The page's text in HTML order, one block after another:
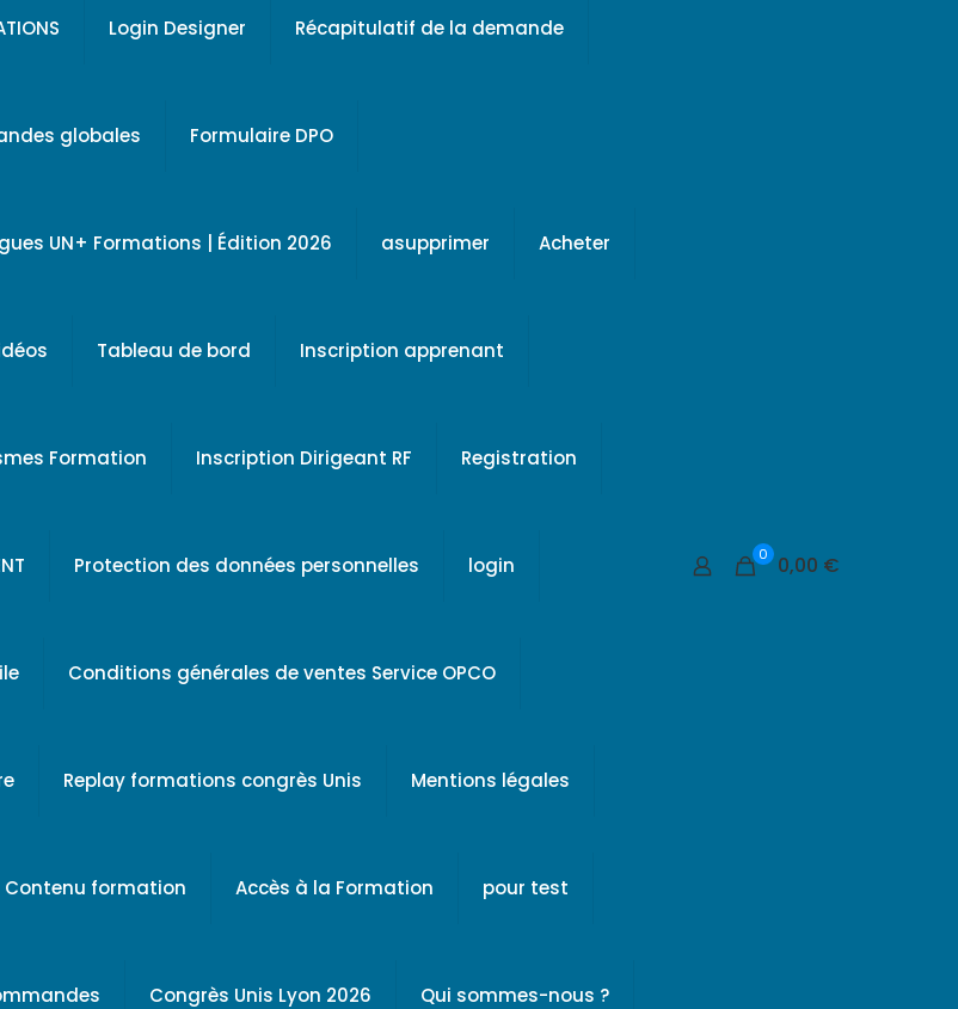
Login Designer Récapitulatif de la demande
globales Formulaire DPO
UN+ Formations | Édition 2026 asupprimer Acheter
Tableau de bord Inscription apprenant
Formation Inscription Dirigeant RF Registration
Protection des données personnelles login
Conditions générales de ventes Service OPCO
Replay formations congrès Unis Mentions légales
Contenu formation Accès à la Formation pour test
Congrès Unis Lyon 2026 Qui sommes-nous ?
0 0,00 €